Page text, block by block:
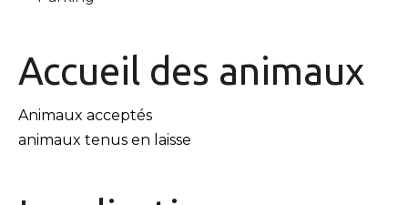
Accueil des animaux
Animaux acceptés
animaux tenus en laisse